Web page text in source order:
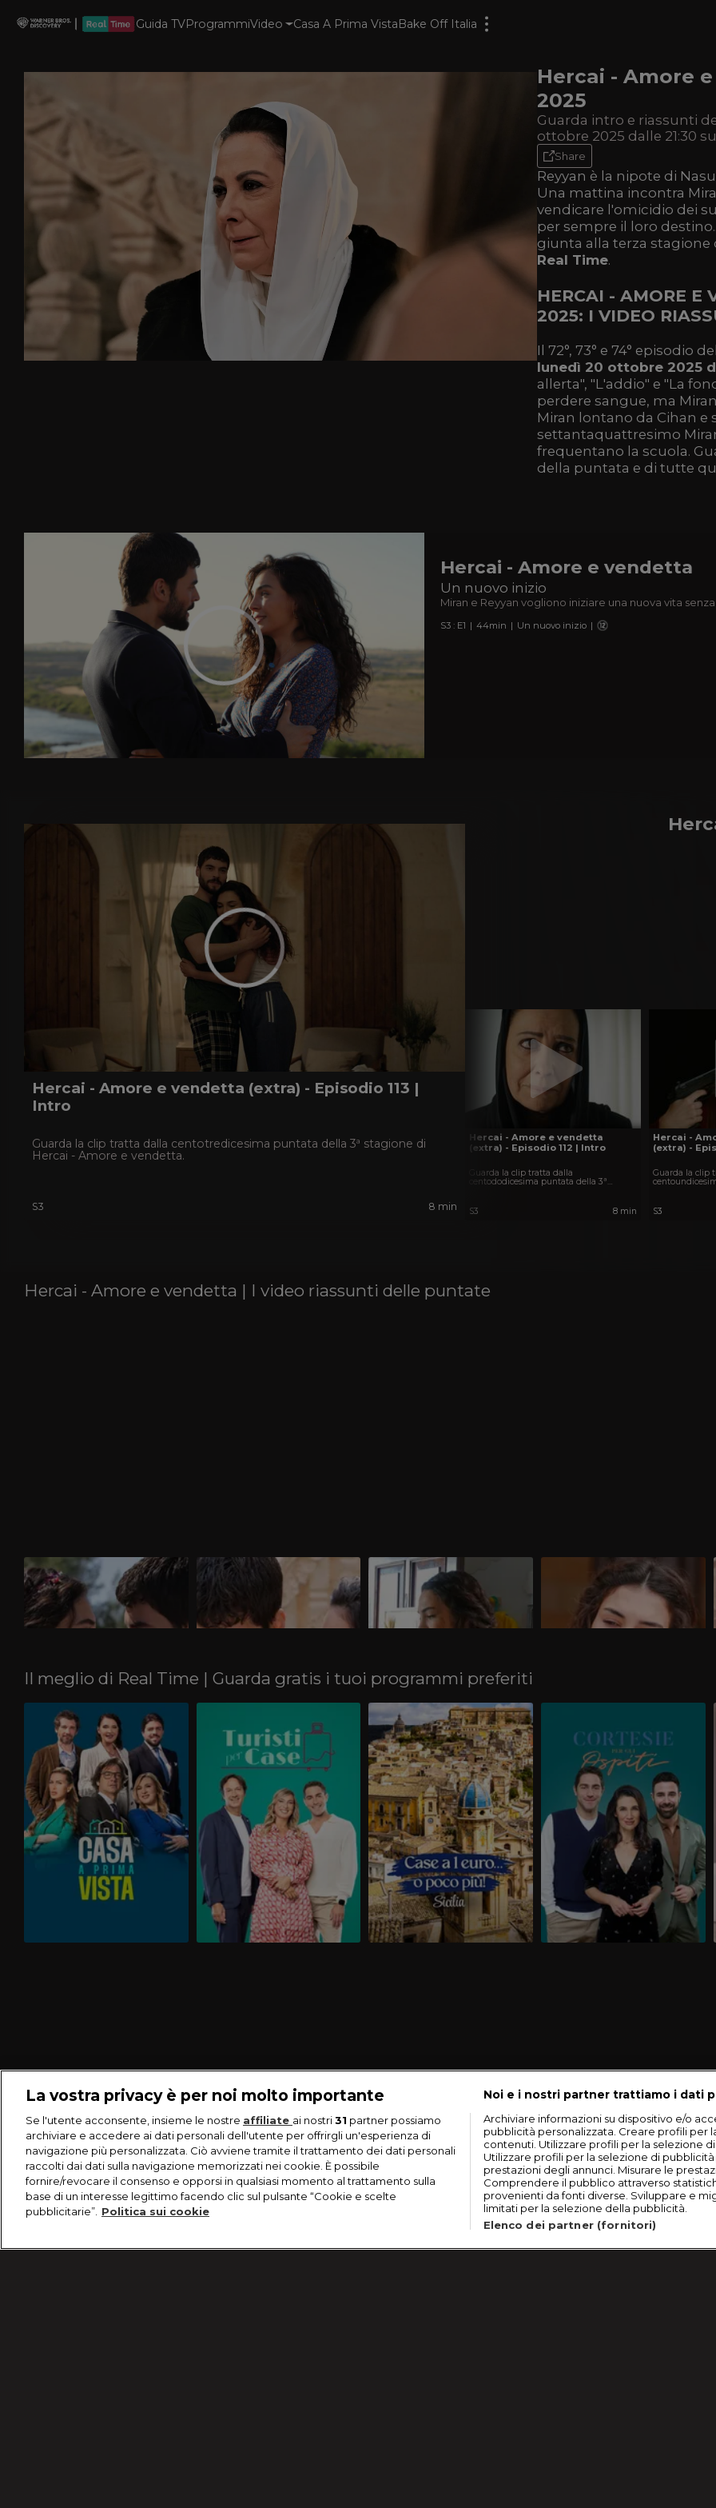
Guida TVProgrammiVideo Casa A Prima VistaBake Off Italia
Hercai - Amore
2025
Guarda intro e riassunti
ottobre 2025 dalle 21:30
Share
Reyyan è la nipote di
Una mattina incontra
vendicare l'omicidio dei
per sempre il loro
giunta alla terza
Real Time.
HERCAI - AMORE E
2025: I VIDEO
Il 72°, 73° e 74° episodio
lunedì 20 ottobre 2025
allerta", "L'addio" e "La
perdere sangue, ma
Miran lontano da Cihan e
settantaquattresimo
frequentano la scuola.
della puntata e di tutte
Hercai - Amore e vendetta
Un nuovo inizio
Miran e Reyyan vogliono iniziare una nuova vita
S3: E1 | 44min | Un nuovo inizio |
Hercai - Amore e vendetta (extra) - Episodio 113 |
Intro
Guarda la clip tratta dalla centotredicesima puntata della 3ª stagione di
Hercai - Amore e vendetta.
S3 8 min
Hercai - Amore e vendetta
(extra) - Episodio 112 | Intro
Guarda la clip tratta dalla
centododicesima puntata della 3ª
S3 8 min
Hercai -
(extra) -
Guarda la clip
S3
Hercai - Amore e vendetta | I video riassunti delle puntate
Hercai - Amore e vendetta -
Episodi 19 gennaio 2026
Guarda intro e riassunti delle puntate
andate in TV su Real Time lunedì 19
gennaio 2026 dalle 21:30 su Real Time e
in streaming su RealTime.it.
Hercai - Amore e vendetta -
Episodi 12 gennaio 2026
Guarda intro e riassunti delle puntate
andate in TV su Real Time lunedì 12
gennaio 2026 dalle 21:30 su Real Time e
in streaming su RealTime.it.
Hercai - Amore e vendetta -
Episodi 5 gennaio 2026
Guarda intro e riassunti delle puntate
andate in TV su Real Time lunedì 5
gennaio 2026 dalle 21:30 su Real Time e
in streaming su RealTime.it.
Hercai - Amore e vendetta -
Episodi 29 dicembre 2025
Guarda intro e riassunti delle puntate
andate in TV su Real Time lunedì 29
dicembre 2025 dalle 21:30 su Real Time
e in streaming su RealTime.it.
Il meglio di Real Time | Guarda gratis i tuoi programmi preferiti
La vostra privacy è per noi molto importante
Se l'utente acconsente, insieme le nostre affiliate ai nostri31 partner possiamo
archiviare e accedere ai dati personali dell'utente per offrirgli un'esperienza di
navigazione più personalizzata. Ciò avviene tramite il trattamento dei dati personali
raccolti dai dati sulla navigazione memorizzati nei cookie. È possibile
fornire/revocare il consenso e opporsi in qualsiasi momento al trattamento sulla
base di un interesse legittimo facendo clic sul pulsante “Cookie e scelte
pubblicitarie”. Politica sui cookie
Noi e i nostri partner trattiamo i dati
Archiviare informazioni su dispositivo e/o
pubblicità personalizzata. Creare profili per
contenuti. Utilizzare profili per la selezione
Utilizzare profili per la selezione di
prestazioni degli annunci. Misurare le
Comprendere il pubblico attraverso
provenienti da fonti diverse. Sviluppare e
limitati per la selezione della pubblicità.
Elenco dei partner (fornitori)